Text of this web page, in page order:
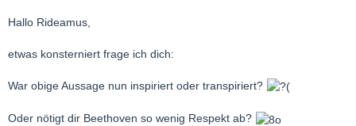
Hallo Rideamus,
etwas konsterniert frage ich dich:
War obige Aussage nun inspiriert oder transpiriert?
Oder nötigt dir Beethoven so wenig Respekt ab?